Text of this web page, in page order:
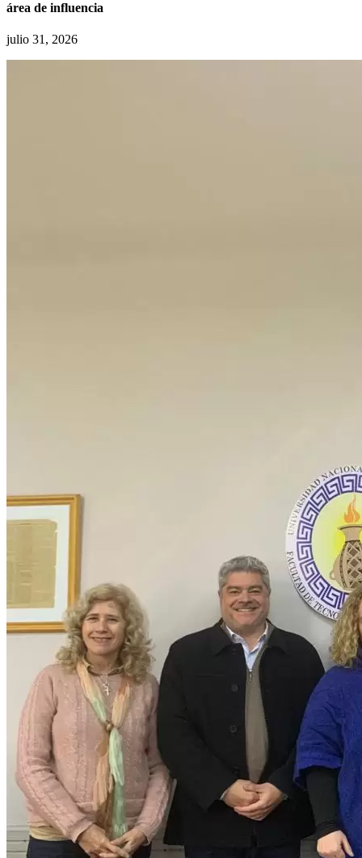
área de influencia
julio 31, 2026